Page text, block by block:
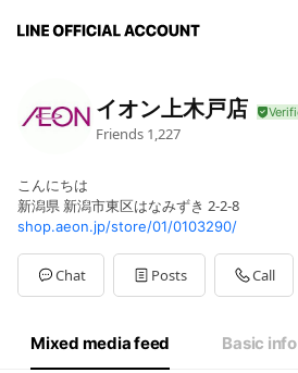
イオン上木戸店
Friends 1,227
こんにちは
新潟県 新潟市東区はなみずき 2-2-8
shop.aeon.jp/store/01/0103290/
Chat Posts Call
Mixed media feed Basic info